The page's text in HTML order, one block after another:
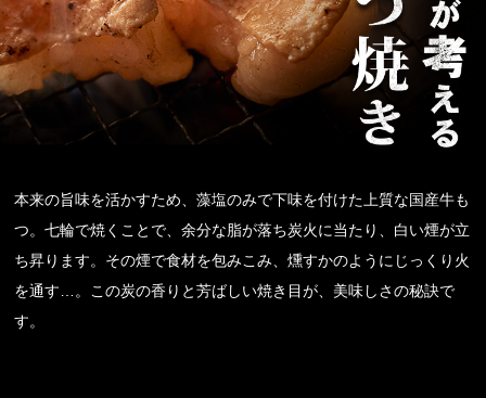
本来の旨味を活かすため、藻塩のみで下味を付けた上質な国産牛も
つ。七輪で焼くことで、余分な脂が落ち炭火に当たり、白い煙が立
ち昇ります。その煙で食材を包みこみ、燻すかのようにじっくり火
を通す…。この炭の香りと芳ばしい焼き目が、美味しさの秘訣で
す。